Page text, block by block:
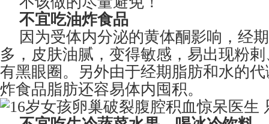
不宜吃油炸食品
因为受体内分泌的黄体酮影响，经
多，皮肤油腻，变得敏感，易出现粉
有黑眼圈。另外由于经期脂肪和水的
炸食品脂肪还容易体内囤积。